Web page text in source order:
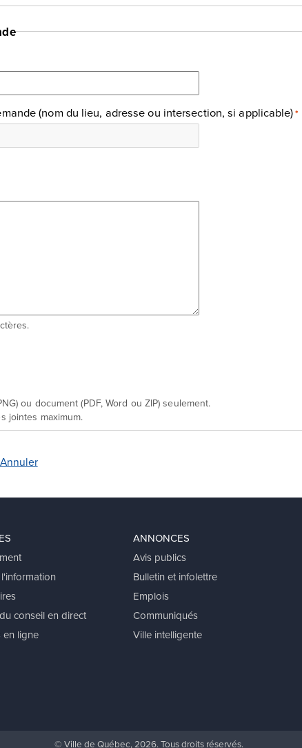
(nom du lieu, adresse ou intersection, si applicable)*
ou document (PDF, Word ou ZIP) seulement.
jointes maximum.
conseil en direct
en ligne
ANNONCES
Avis publics
Bulletin et infolettre
Emplois
Communiqués
Ville intelligente
© Ville de Québec, 2026. Tous droits réservés.